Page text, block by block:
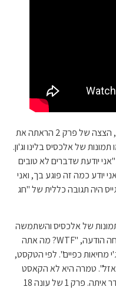
למרות שאנון וטמרה אינן ביחסים הכי טובים, הצצה של פרק 2 הראתה את
של אלכסיס בלינו וג'ון.
יודעת שדברים לא טובים
יודע כמה זה פוגע בך, ואני
היה תגובה כללית של "חג
של אלכסיס והשתמשה
באימוג'י מחיאות כפיים. בתגובה, שאנון שלחה הודעה, "WTF? מה אתה
מחיאות כפיים". לפי הטקסט,
טמרה היא לא הקאסט
היחידה ששנון לא יכולה או לא יכולה להסתדר איתה. פרק 1 של עונה 18